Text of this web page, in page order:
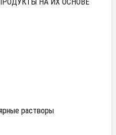
растворы